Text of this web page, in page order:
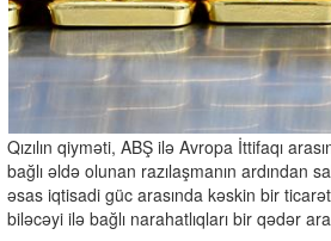
Qızılın qiyməti, ABŞ ilə Avropa İttifaqı
bağlı əldə olunan razılaşmanın ardından
əsas iqtisadi güc arasında kəskin bir
biləcəyi ilə bağlı narahatlıqları bir qədər